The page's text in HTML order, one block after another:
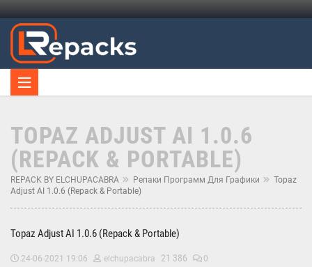
TOPAZ ADJUST AI 1.0.6
(REPACK & PORTABLE)
REPACK BY ELCHUPACABRA Репаки Программ Для Графики
Topaz
Adjust AI 1.0.6 (Repack & Portable)
Topaz Adjust AI 1.0.6 (Repack & Portable)
24-06-2021 19:06 elchupacabra 21 386 0